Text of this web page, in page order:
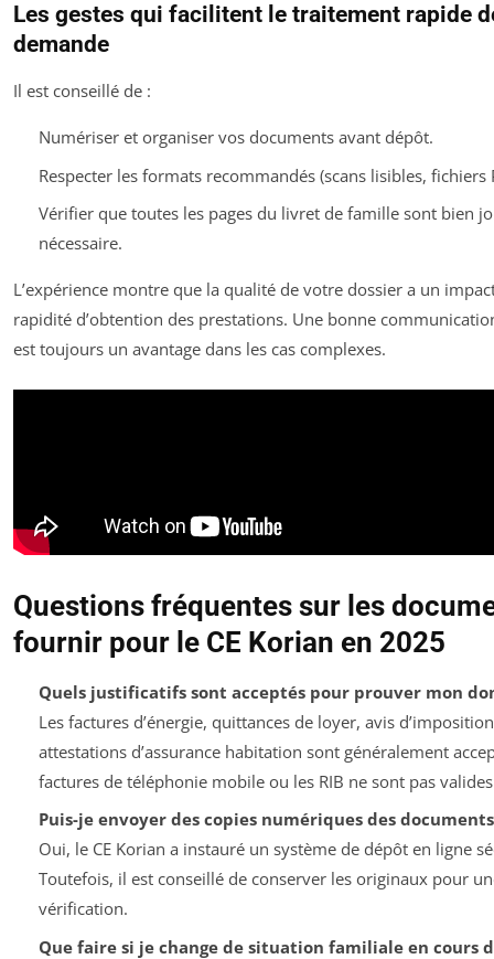
Les gestes qui facilitent le traitement rapide
demande
Il est conseillé de :
Numériser et organiser vos documents avant dépôt.
Respecter les formats recommandés (scans lisibles, fichiers
Vérifier que toutes les pages du livret de famille sont bien
nécessaire.
L’expérience montre que la qualité de votre dossier a un
rapidité d’obtention des prestations. Une bonne
est toujours un avantage dans les cas complexes.
Questions fréquentes sur les
fournir pour le CE Korian en 2025
Quels justificatifs sont acceptés pour prouver mon
Les factures d’énergie, quittances de loyer, avis
attestations d’assurance habitation sont généralement
factures de téléphonie mobile ou les RIB ne sont pas
Puis-je envoyer des copies numériques des documents
Oui, le CE Korian a instauré un système de dépôt en ligne
Toutefois, il est conseillé de conserver les originaux pour
vérification.
Que faire si je change de situation familiale en cours